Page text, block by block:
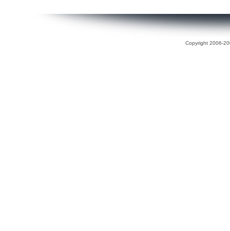
Copyright 2006-